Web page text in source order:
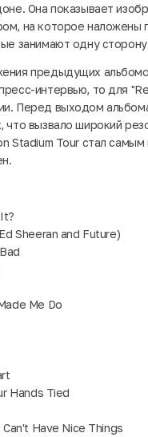
Она показывает
на которое наложены
занимают одну
предыдущих
интервью, то для
Перед выходом
что вызвало широкий
Stadium Tour стал
Sheeran and Future)
Me Do
Hands Tied
Can't Have Nice Things